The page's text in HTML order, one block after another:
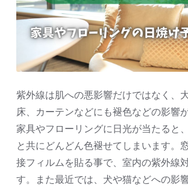
紫外線は肌への悪影響だけではなく、
床、カーテンなどにも褪色などの影響
家具やフローリングに日光が当たると
と共にどんどん色褪せてしまいます。
接フィルムを貼る事で、室内の紫外線
す。また最近では、犬や猫などへの影